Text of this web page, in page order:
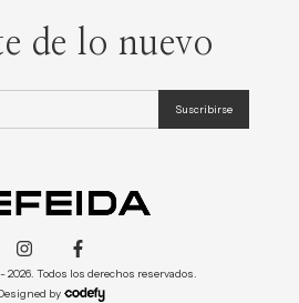
de lo nuevo
2026. Todos los derechos reservados.
by